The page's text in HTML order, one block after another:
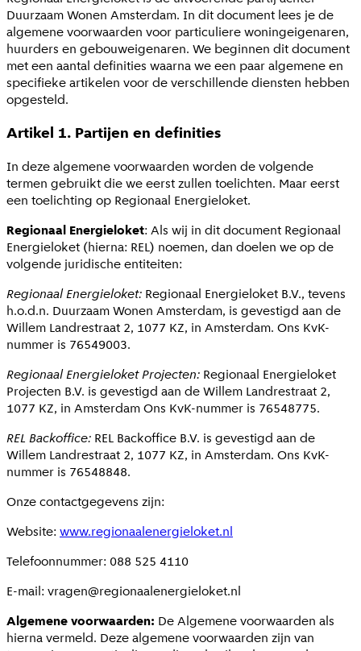
Duurzaam Wonen Amsterdam. In dit document lees je de
algemene voorwaarden voor particuliere woningeigenaren,
huurders en gebouweigenaren. We beginnen dit document
met een aantal definities waarna we een paar algemene en
specifieke artikelen voor de verschillende diensten hebben
opgesteld.
Artikel 1. Partijen en definities
In deze algemene voorwaarden worden de volgende
termen gebruikt die we eerst zullen toelichten. Maar eerst
een toelichting op Regionaal Energieloket.
Regionaal Energieloket: Als wij in dit document Regionaal
Energieloket (hierna: REL) noemen, dan doelen we op de
volgende juridische entiteiten:
Regionaal Energieloket: Regionaal Energieloket B.V., tevens
h.o.d.n. Duurzaam Wonen Amsterdam, is gevestigd aan de
Willem Landrestraat 2, 1077 KZ, in Amsterdam. Ons KvK-
nummer is 76549003.
Regionaal Energieloket Projecten: Regionaal Energieloket
Projecten B.V. is gevestigd aan de Willem Landrestraat 2,
1077 KZ, in Amsterdam Ons KvK-nummer is 76548775.
REL Backoffice: REL Backoffice B.V. is gevestigd aan de
Willem Landrestraat 2, 1077 KZ, in Amsterdam. Ons KvK-
nummer is 76548848.
Onze contactgegevens zijn:
Website: www.regionaalenergieloket.nl
Telefoonnummer: 088 525 4110
E-mail: vragen@regionaalenergieloket.nl
Algemene voorwaarden: De Algemene voorwaarden als
hierna vermeld. Deze algemene voorwaarden zijn van